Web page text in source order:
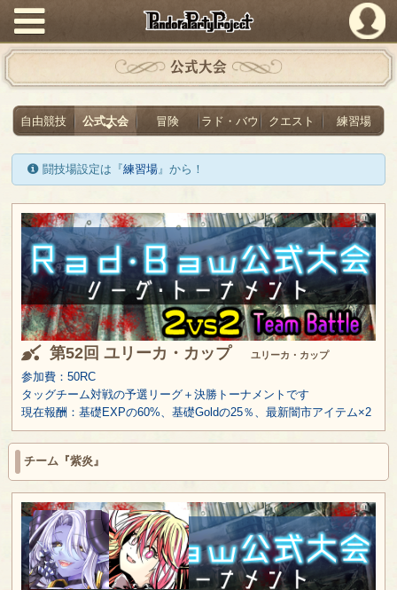
PandoraPartyProject
公式大会
自由競技 公式大会 冒険 ラド・バウ クエスト 練習場
闘技場設定は『練習場』から！
第52回 ユリーカ・カップ ユリーカ・カップ
参加費：50RC
タッグチーム対戦の予選リーグ＋決勝トーナメントです
現在報酬：基礎EXPの60%、基礎Goldの25％、最新闇市アイテム×2
チーム『紫炎』